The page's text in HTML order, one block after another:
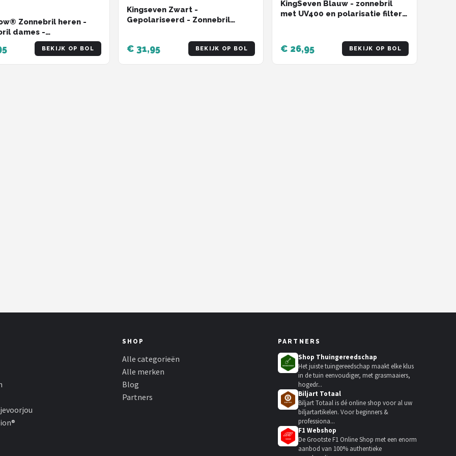
Zonnebril heren -
dames -
- X-CelLens -
BEKIJK OP BOL
Kingseven Zwart -
Gepolariseerd - Zonnebril
€ 31,95 BEKIJK OP BOL
KingSeven Blauw - zonnebril
met UV400 en polarisatie filter -
€ 26,95 BEKIJK OP BOL
SHOP
Alle categorieën
Alle merken
Blog
Partners
PARTNERS
Shop Thuingereedschap
Het juiste tuingereedschap maakt elke klus
in de tuin eenvoudiger, met grasmaaiers,
hogedr...
Biljart Totaal
Biljart Totaal is dé online shop voor al uw
biljartartikelen. Voor beginners &
professiona...
F1 Webshop
De Grootste F1 Online Shop met een enorm
aanbod van 100% authentieke